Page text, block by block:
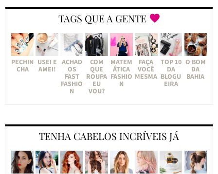
TAGS QUE A GENTE
PECHIN
CHA
USEI E
AMEI!
ACHAD
OS
FAST
FASHIO
N
COM
QUE
ROUPA
EU
VOU?
MATEM
ÁTICA
FASHIO
N
FAÇA
VOCÊ
MESMA
TOP 10
DA
BLOGU
EIRA
O BOM
DA
BAHIA
TENHA CABELOS INCRÍVEIS JÁ